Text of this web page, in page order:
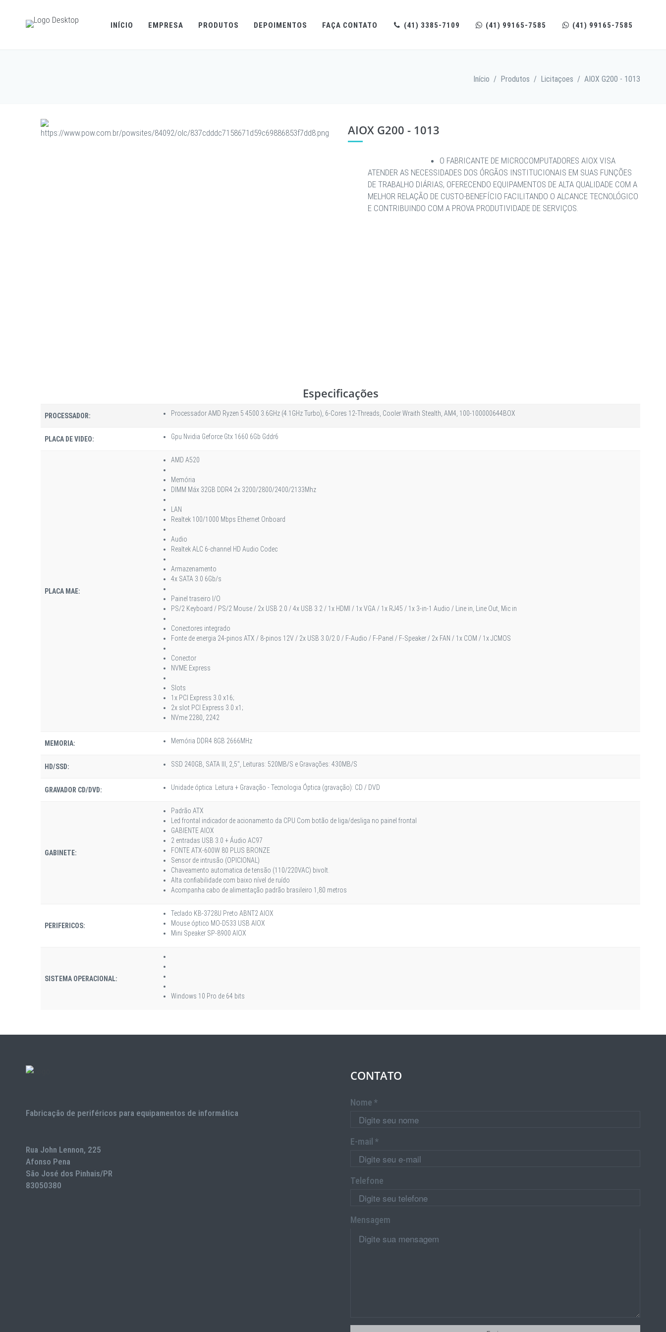
INÍCIO EMPRESA PRODUTOS DEPOIMENTOS FAÇA CONTATO (41) 3385-7109 (41) 99165-7585 (41) 99165-7585
Início / Produtos / Licitaçoes / AIOX G200 - 1013
AIOX G200 - 1013
O FABRICANTE DE MICROCOMPUTADORES AIOX VISA
ATENDER AS NECESSIDADES DOS ÓRGÃOS INSTITUCIONAIS EM SUAS FUNÇÕES
DE TRABALHO DIÁRIAS, OFERECENDO EQUIPAMENTOS DE ALTA QUALIDADE COM A
MELHOR RELAÇÃO DE CUSTO-BENEFÍCIO FACILITANDO O ALCANCE TECNOLÓGICO
E CONTRIBUINDO COM A PROVA PRODUTIVIDADE DE SERVIÇOS.
Especificações
PROCESSADOR: Processador AMD Ryzen 5 4500 3.6GHz (4.1GHz Turbo), 6-Cores 12-Threads, Cooler Wraith Stealth, AM4, 100-100000644BOX
PLACA DE VIDEO: Gpu Nvidia Geforce Gtx 1660 6Gb Gddr6
PLACA MAE:
AMD A520
Memória
DIMM Máx 32GB DDR4 2x 3200/2800/2400/2133Mhz
LAN
Realtek 100/1000 Mbps Ethernet Onboard
Audio
Realtek ALC 6-channel HD Audio Codec
Armazenamento
4x SATA 3.0 6Gb/s
Painel traseiro I/O
PS/2 Keyboard / PS/2 Mouse / 2x USB 2.0 / 4x USB 3.2 / 1x HDMI / 1x VGA / 1x RJ45 / 1x 3-in-1 Audio / Line in, Line Out, Mic in
Conectores integrado
Fonte de energia 24-pinos ATX / 8-pinos 12V / 2x USB 3.0/2.0 / F-Audio / F-Panel / F-Speaker / 2x FAN / 1x COM / 1x JCMOS
Conector
NVME Express
Slots
1x PCI Express 3.0 x16;
2x slot PCI Express 3.0 x1;
NVme 2280, 2242
MEMORIA: Memória DDR4 8GB 2666MHz
HD/SSD: SSD 240GB, SATA III, 2,5", Leituras: 520MB/S e Gravações: 430MB/S
GRAVADOR CD/DVD: Unidade óptica: Leitura + Gravação - Tecnologia Óptica (gravação): CD / DVD
GABINETE:
Padrão ATX
Led frontal indicador de acionamento da CPU Com botão de liga/desliga no painel frontal
GABIENTE AIOX
2 entradas USB 3.0 + Áudio AC97
FONTE ATX-600W 80 PLUS BRONZE
Sensor de intrusão (OPICIONAL)
Chaveamento automatica de tensão (110/220VAC) bivolt.
Alta confiabilidade com baixo nível de ruído
Acompanha cabo de alimentação padrão brasileiro 1,80 metros
PERIFERICOS:
Teclado KB-3728U Preto ABNT2 AIOX
Mouse óptico MO-D533 USB AIOX
Mini Speaker SP-8900 AIOX
SISTEMA OPERACIONAL:
Windows 10 Pro de 64 bits
Fabricação de periféricos para equipamentos de informática
Rua John Lennon, 225
Afonso Pena
São José dos Pinhais/PR
83050380
CONTATO
Nome *
E-mail *
Telefone
Mensagem